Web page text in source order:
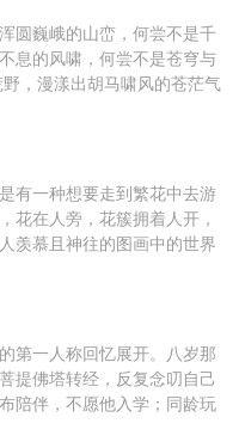
圆巍峨的山峦，何尝不是千
息的风啸，何尝不是苍穹与
，漫漾出胡马啸风的苍茫气
有一种想要走到繁花中去游
花在人旁，花簇拥着人开，
羡慕且神往的图画中的世界
第一人称回忆展开。八岁那
提佛塔转经，反复念叨自己
陪伴，不愿他入学；同龄玩